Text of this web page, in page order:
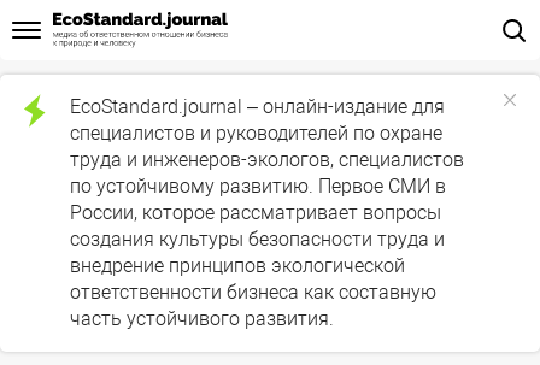
EcoStandard.journal – онлайн-издание для
специалистов и руководителей по охране
труда и инженеров-экологов, специалистов
по устойчивому развитию. Первое СМИ в
России, которое рассматривает вопросы
создания культуры безопасности труда и
внедрение принципов экологической
ответственности бизнеса как составную
часть устойчивого развития.